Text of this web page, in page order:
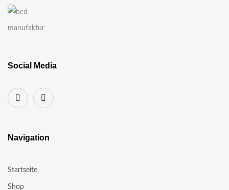
Social Media
Navigation
Startseite
Shop